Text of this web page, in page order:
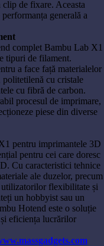
de fixare. Aceasta
generală a
complet Bambu Lab X1
tipuri de filament.
a face față materialelor
cu cristale
cu fibră de carbon.
procesul de imprimare,
piese din diverse
pentru imprimantele 3D
pentru cei care doresc
Cu caracteristici tehnice
ale duzelor, precum
utilizatorilor flexibilitate și
un hobbyist sau un
Hotend este o soluție
eficiența lucrărilor